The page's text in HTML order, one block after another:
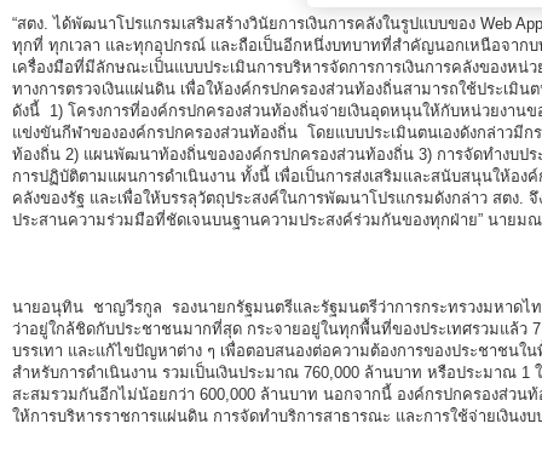
กฎหมายที่เกี่ยวข้อง
แนวทางการปฏิบัติงานตรวจสอบ
บทความ/เอกสารเผยแพร่
ภาพกิจกรรม
อินโฟกราฟิก
รู้รักษ์เงินแผ่นดินกับ สตง.
สื่อวีดิทิศน์
วีดิทัศน์เกี่ยวกับ สตง.
สตง.ขอบอก
“สตง. ได้พัฒนาโปรแกรมเสริมสร้างวินัยการเงินการคลังในรูปแบบของ Web
ทุกที่ ทุกเวลา และทุกอุปกรณ์ และถือเป็นอีกหนึ่งบทบาทที่สำคัญนอกเหนือจาก
เครื่องมือที่มีลักษณะเป็นแบบประเมินการบริหารจัดการการเงินการคลังของหน่
ทางการตรวจเงินแผ่นดิน เพื่อให้องค์กรปกครองส่วนท้องถิ่นสามารถใช้ประเมิน
ดังนี้ 1) โครงการที่องค์กรปกครองส่วนท้องถิ่นจ่ายเงินอุดหนุนให้กับหน่วยงานข
แข่งขันกีฬาขององค์กรปกครองส่วนท้องถิ่น โดยแบบประเมินตนเองดังกล่าวมี
ท้องถิ่น 2) แผนพัฒนาท้องถิ่นขององค์กรปกครองส่วนท้องถิ่น 3) การจัดทำงบป
การปฏิบัติตามแผนการดำเนินงาน ทั้งนี้ เพื่อเป็นการส่งเสริมและสนับสนุนให้อง
คลังของรัฐ และเพื่อให้บรรลุวัตถุประสงค์ในการพัฒนาโปรแกรมดังกล่าว สต
ประสานความร่วมมือที่ชัดเจนบนฐานความประสงค์ร่วมกันของทุกฝ่าย” นายม
นายอนุทิน ชาญวีรกูล รองนายกรัฐมนตรีและรัฐมนตรีว่าการกระทรวงมหาดไ
ว่าอยู่ใกล้ชิดกับประชาชนมากที่สุด กระจายอยู่ในทุกพื้นที่ของประเทศรวมแล้ว
บรรเทา และแก้ไขปัญหาต่าง ๆ เพื่อตอบสนองต่อความต้องการของประชาชนใ
สำหรับการดำเนินงาน รวมเป็นเงินประมาณ 760,000 ล้านบาท หรือประมาณ 1
สะสมรวมกันอีกไม่น้อยกว่า 600,000 ล้านบาท นอกจากนี้ องค์กรปกครองส่วน
ให้การบริหารราชการแผ่นดิน การจัดทำบริการสาธารณะ และการใช้จ่ายเงิน